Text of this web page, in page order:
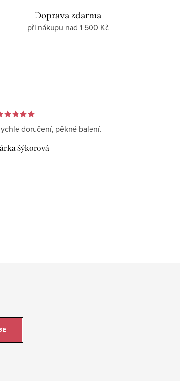
Doprava zdarma
při nákupu nad 1 500 Kč
doručení, pěkné balení.
Sýkorová